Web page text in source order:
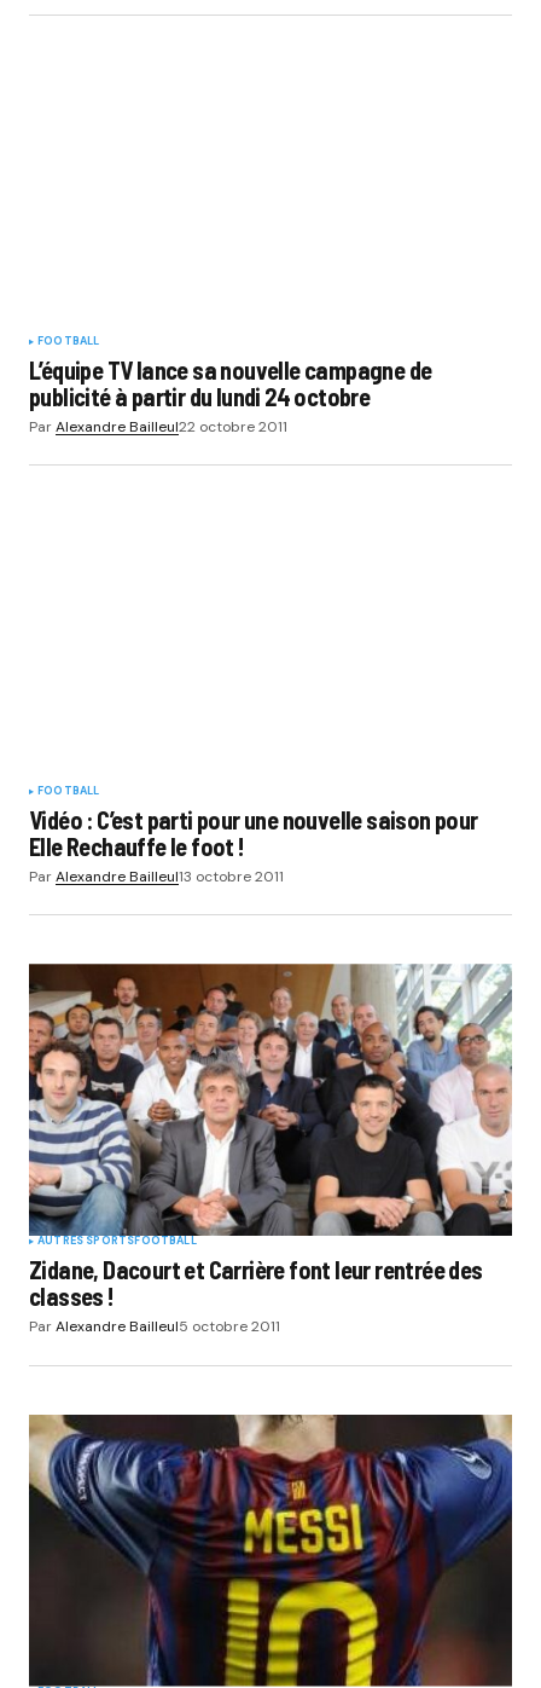
FOOTBALL
L’équipe TV lance sa nouvelle campagne de
publicité à partir du lundi 24 octobre
ParAlexandre Bailleul22 octobre 2011
FOOTBALL
Vidéo : C’est parti pour une nouvelle saison pour
Elle Rechauffe le foot !
ParAlexandre Bailleul13 octobre 2011
AUTRES SPORTSFOOTBALL
Zidane, Dacourt et Carrière font leur rentrée des
classes !
ParAlexandre Bailleul5 octobre 2011